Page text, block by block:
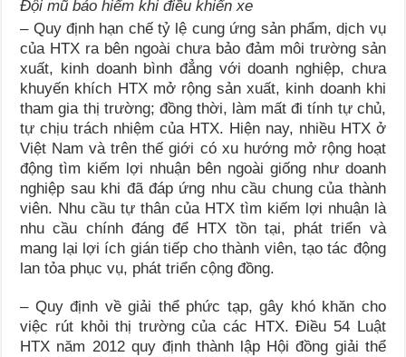
Đội mũ bảo hiểm khi điều khiển xe
– Quy định hạn chế tỷ lệ cung ứng sản phẩm, dịch vụ
của HTX ra bên ngoài chưa bảo đảm môi trường sản
xuất, kinh doanh bình đẳng với doanh nghiệp, chưa
khuyến khích HTX mở rộng sản xuất, kinh doanh khi
tham gia thị trường; đồng thời, làm mất đi tính tự chủ,
tự chịu trách nhiệm của HTX. Hiện nay, nhiều HTX ở
Việt Nam và trên thế giới có xu hướng mở rộng hoạt
động tìm kiếm lợi nhuận bên ngoài giống như doanh
nghiệp sau khi đã đáp ứng nhu cầu chung của thành
viên. Nhu cầu tự thân của HTX tìm kiếm lợi nhuận là
nhu cầu chính đáng để HTX tồn tại, phát triển và
mang lại lợi ích gián tiếp cho thành viên, tạo tác động
lan tỏa phục vụ, phát triển cộng đồng.
– Quy định về giải thể phức tạp, gây khó khăn cho
việc rút khỏi thị trường của các HTX. Điều 54 Luật
HTX năm 2012 quy định thành lập Hội đồng giải thể